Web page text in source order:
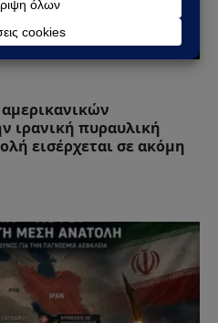
ιρανική πυραυλική
εισέρχεται σε ακόμη